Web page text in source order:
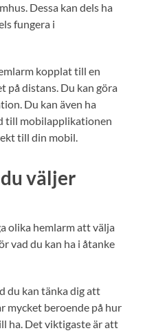
Dessa kan dels ha
fungera i
kopplat till en
på distans. Du kan göra
Du kan även ha
till mobilapplikationen
till din mobil.
väljer
olika hemlarm att välja
vad du kan ha i åtanke
du kan tänka dig att
mycket beroende på hur
ha. Det viktigaste är att